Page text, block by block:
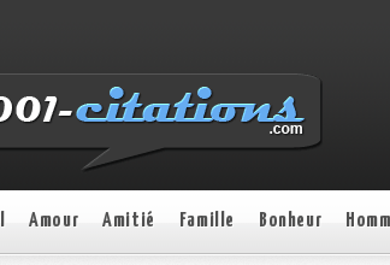
Amour Amitié Famille Bonheur